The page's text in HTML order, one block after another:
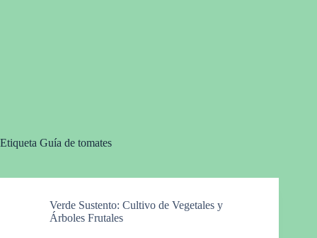
Etiqueta Guía de tomates
Verde Sustento: Cultivo de Vegetales y
Árboles Frutales